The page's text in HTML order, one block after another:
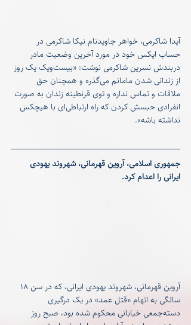
آیدا شاکرمی، خواهر جاویدنام نیکا شاکرمی در
حساب ایکس خود در مورد آخرین وضعیت مادر
دربندش نسرین شاکرمی نوشت: «بیست‌ویک یک روز
از زندانی شدن مامانم می‌گذره و همچنان حق
ملاقات و تماس نداره و توی قرنطینه زندان به صورت
انفرادی حبسش کردن که راه ارتباطی‌ای با هیچکس
نداشته باشه».
جمهوری اسلامی، آروین قهرمانی، شهروند یهودی
ایرانی را اعدام کرد.
سالگی به اتهام «قتل عمد» در یک درگیری
دسته‌جمعی خیابانی محکوم شده بود، صبح روز